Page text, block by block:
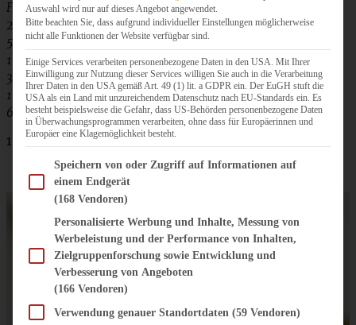
Füllung:
2 EL Zimt
50 g Zucker
1 Päckchen Vanillezucker
300 g kalte Marzipanrohmasse
1 Ei
60 g Butter
1 Handvoll Mandelplättchen
Auswahl wird nur auf dieses Angebot angewendet.
Bitte beachten Sie, dass aufgrund individueller Einstellungen möglicherweise
nicht alle Funktionen der Website verfügbar sind.
Einige Services verarbeiten personenbezogene Daten in den USA. Mit Ihrer
Einwilligung zur Nutzung dieser Services willigen Sie auch in die Verarbeitung
Ihrer Daten in den USA gemäß Art. 49 (1) lit. a GDPR ein. Der EuGH stuft die
USA als ein Land mit unzureichendem Datenschutz nach EU-Standards ein. Es
besteht beispielsweise die Gefahr, dass US-Behörden personenbezogene Daten
in Überwachungsprogrammen verarbeiten, ohne dass für Europäerinnen und
Europäer eine Klagemöglichkeit besteht.
Im Folgenden finden Sie eine Liste der Zwecke des IAB Transparency and Consent
Speichern von oder Zugriff auf Informationen auf
einem Endgerät
(168 Vendoren)
Personalisierte Werbung und Inhalte, Messung von
Werbeleistung und der Performance von Inhalten,
Zielgruppenforschung sowie Entwicklung und
Verbesserung von Angeboten
(166 Vendoren)
Verwendung genauer Standortdaten (59 Vendoren)